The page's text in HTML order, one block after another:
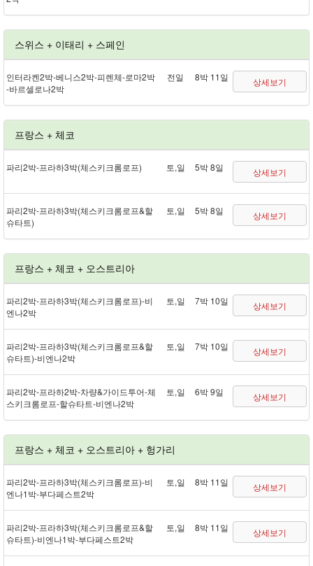
스위스 + 이태리 + 스페인
인터라켄 2박 - 베니스 2박 - 피렌체 - 로마 2박
- 바르셀로나 2박
전일 8박 11일 상세보기
프랑스 + 체코
파리 2박 - 프라하 3박(체스키크롬로프) 토,일 5박 8일 상세보기
파리 2박 - 프라하 3박(체스키크롬로프&할
슈타트)
토,일 5박 8일 상세보기
프랑스 + 체코 + 오스트리아
파리 2박 - 프라하 3박(체스키크롬로프) - 비
엔나 2박
토,일 7박 10일 상세보기
파리 2박 - 프라하 3박(체스키크롬로프&할
슈타트) - 비엔나 2박
토,일 7박 10일 상세보기
파리 2박 - 프라하 2박 - 차량&가이드투어 - 체
스키크롬로프 - 할슈타트 - 비엔나 2박
토,일 6박 9일 상세보기
프랑스 + 체코 + 오스트리아 + 헝가리
파리 2박 - 프라하 3박(체스키크롬로프) - 비
엔나 1박 - 부다페스트 2박
토,일 8박 11일 상세보기
파리 2박 - 프라하 3박(체스키크롬로프&할
슈타트) - 비엔나 1박 - 부다페스트 2박
토,일 8박 11일 상세보기